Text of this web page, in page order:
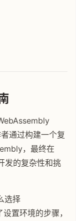
通过构建一个复
，最终在
发的复杂性和挑
选择
置环境的步骤，